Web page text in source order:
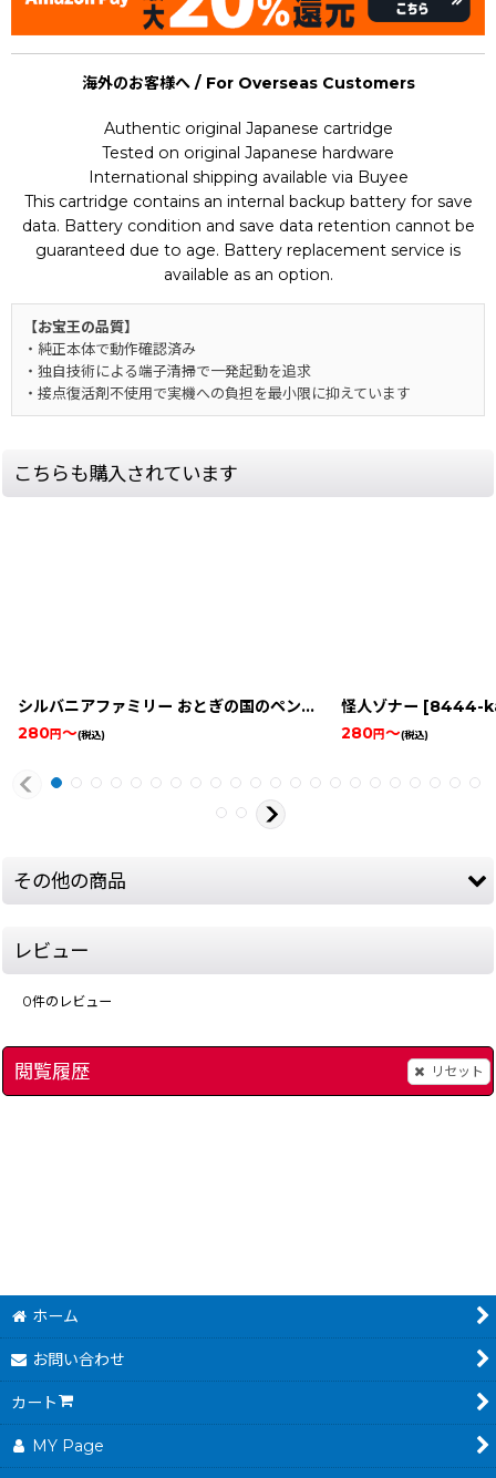
海外のお客様へ / For Overseas Customers
Authentic original Japanese cartridge
Tested on original Japanese hardware
International shipping available via Buyee
This cartridge contains an internal backup battery for save
data. Battery condition and save data retention cannot be
guaranteed due to age. Battery replacement service is
available as an option.
【お宝王の品質】
・純正本体で動作確認済み
・独自技術による端子清掃で一発起動を追求
・接点復活剤不使用で実機への負担を最小限に抑えています
こちらも購入されています
シルバニアファミリー おとぎの国のペンダント [8545-sylvanian-
280円～(税込)
怪人ゾナー [8444-
280円～(税込)
その他の商品
レビュー
0件のレビュー
閲覧履歴 リセット
ホーム
お問い合わせ
カート
MY Page